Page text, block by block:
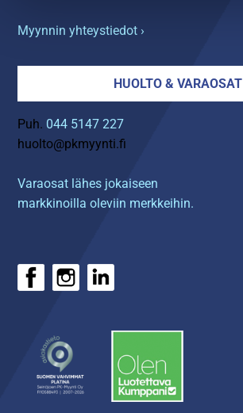
Myynnin yhteystiedot ›
HUOLTO & VARAOSAT
Puh. 044 5147 227
huolto@pkmyynti.fi
Varaosat lähes jokaiseen
markkinoilla oleviin merkkeihin.